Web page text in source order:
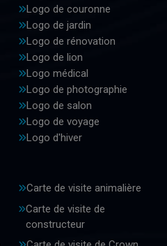
Logo de couronne
Logo de jardin
Logo de rénovation
Logo de lion
Logo médical
Logo de photographie
Logo de salon
Logo de voyage
Logo d'hiver
Carte de visite animalière
Carte de visite de
constructeur